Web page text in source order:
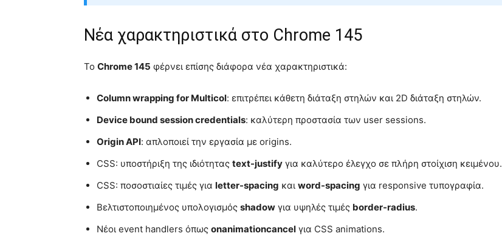
Νέα χαρακτηριστικά στο Chrome 145
Το Chrome 145 φέρνει επίσης διάφορα νέα χαρακτηριστικά:
Column wrapping for Multicol: επιτρέπει κάθετη διάταξη στηλών και 2D διάταξη στηλών.
Device bound session credentials: καλύτερη προστασία των user sessions.
Origin API: απλοποιεί την εργασία με origins.
CSS: υποστήριξη της ιδιότητας text-justify για καλύτερο έλεγχο σε πλήρη στοίχιση κειμένου.
CSS: ποσοστιαίες τιμές για letter-spacing και word-spacing για responsive τυπογραφία.
Βελτιστοποιημένος υπολογισμός shadow για υψηλές τιμές border-radius.
Νέοι event handlers όπως onanimationcancel για CSS animations.